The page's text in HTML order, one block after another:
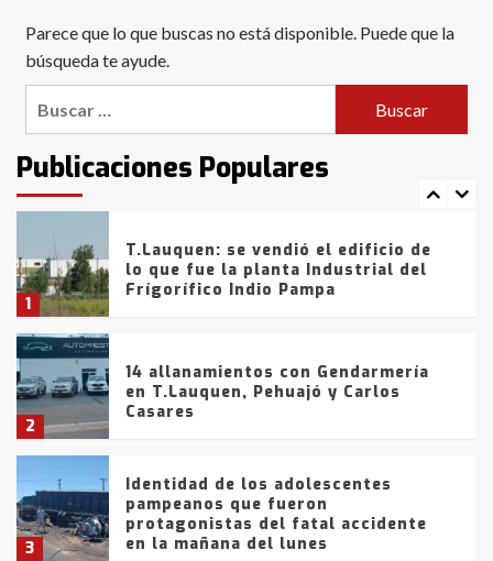
Parece que lo que buscas no está disponible. Puede que la
búsqueda te ayude.
Publicaciones Populares
6
con lluvias y heladas, en gran parte
de la provincia
intentaron evadir a la Policía
fueron detenidos por
comercialización de drogas en la
tarde del sábado
1
T.Lauquen: se vendió el edificio de
lo que fue la planta Industrial del
Frígorífico Indio Pampa
2
14 allanamientos con Gendarmería
en T.Lauquen, Pehuajó y Carlos
Casares
3
Identidad de los adolescentes
pampeanos que fueron
protagonistas del fatal accidente
en la mañana del lunes